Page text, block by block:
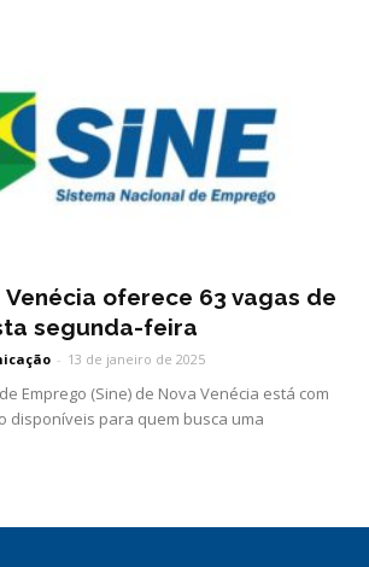
Venécia oferece 63 vagas de
segunda-feira
- 13 de janeiro de 2025
Emprego (Sine) de Nova Venécia está com
disponíveis para quem busca uma